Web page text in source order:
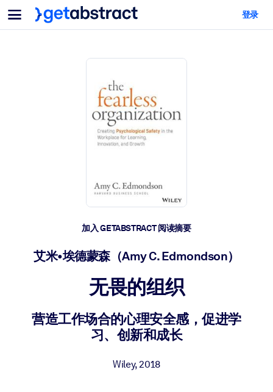
菜单
面向团队与管理者
为您的员工配备关键的人工智能技能。
帮助您的管理者为未来的工作时代做好准备。
培养您的员工应对未来挑战所需的技能。
将简短且经过验证的知识引入您的 LMS/LXP，以获得更强的学习效
面向人工智能系统
登录
加入 GETABSTRACT 阅读摘要
艾米•埃德蒙森（Amy C. Edmondson）
无畏的组织
营造工作场合的心理安全感，促进学
习、创新和成长
Wiley,2018